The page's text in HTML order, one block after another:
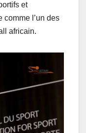
et
comme l’un des
africain.